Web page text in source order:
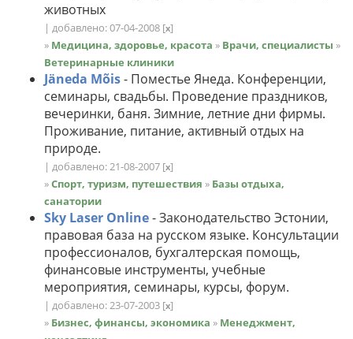
животных
| добавлено: 07-04-2008 [x]
» Медицина, здоровье, красота » Врачи, специалисты »
Ветеринарные клиники
Jäneda Mõis- Поместье Янеда. Конференции,
семинары, свадьбы. Проведение праздников,
вечеринки, баня. Зимние, летние дни фирмы.
Проживание, питание, активный отдых на
природе.
| добавлено: 21-08-2007 [x]
»Спорт, туризм, путешествия » Базы отдыха,
санатории
Sky Laser Online- Законодательство Эстонии,
правовая база на русском языке. Консультации
профессионалов, бухгалтерская помощь,
финансовые инструменты, учебные
мероприятия, семинары, курсы, форум.
| добавлено: 23-07-2003 [x]
» Бизнес, финансы, экономика » Менеджмент,